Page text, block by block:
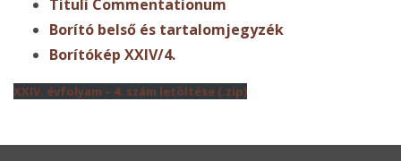
Tituli Commentationum
Borító belső és tartalomjegyzék
Borítókép XXIV/4.
XXIV. évfolyam – 4. szám letöltése (.zip)